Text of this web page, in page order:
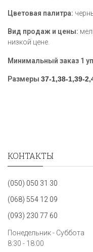
Цветовая палитра:
Вид продаж и цены:
низкой цене.
Минимальный заказ 1
Размеры 37-1,38-1,39-
КОНТАКТЫ
(050) 050 31 30
(068) 554 12 09
(093) 230 77 60
Понедельник - Суббота
8:30 - 18:00